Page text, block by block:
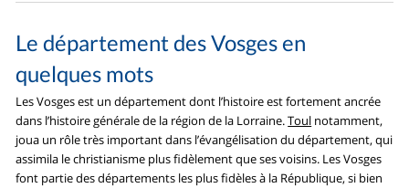
Le département des Vosges en
quelques mots
Les Vosges est un département dont l’histoire est fortement ancrée
dans l’histoire générale de la région de la Lorraine.Toul notamment,
joua un rôle très important dans l’évangélisation du département, qui
assimila le christianisme plus fidèlement que ses voisins. Les Vosges
font partie des départements les plus fidèles à la République, si bien